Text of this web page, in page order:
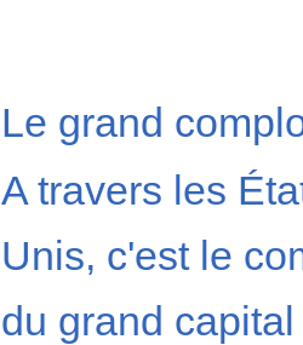
Le grand
A travers les
Unis, c'est le
du grand